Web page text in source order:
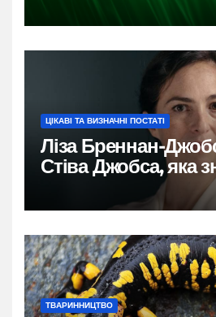
ЦІКАВІ ТА ВИЗНАЧНІ ПОСТАТІ
Ліза Бреннан-
Стіва Джобса, яка
власний голос
ТВАРИННИЦТВО